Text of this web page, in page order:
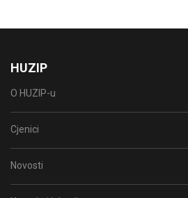
HUZIP
O HUZIP-u
Cjenici
Novosti